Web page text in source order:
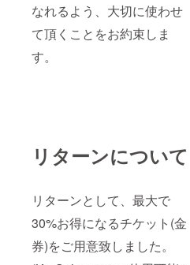
なれるよう、大切に使わせ
て頂くことをお約束しま
す。
リターンについて
リターンとして、最大で
30%お得になるチケット(金
券)をご用意致しました。